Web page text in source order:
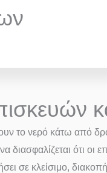
το νερό κάτω από
ότι οι
σε κλείσιμο,